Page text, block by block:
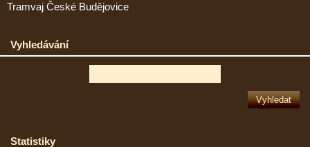
Tramvaj České Budějovice
Vyhledávání
Statistiky